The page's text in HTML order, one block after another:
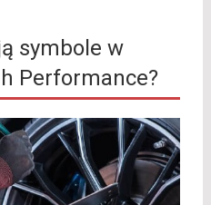
symbole w
Performance?